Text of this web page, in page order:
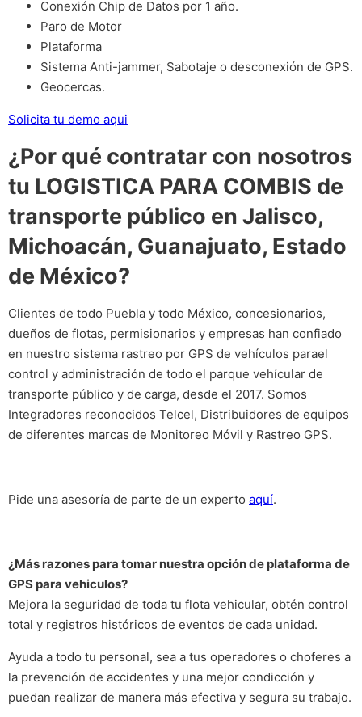
Conexión Chip de Datos por 1 año.
Paro de Motor
Plataforma
Sistema Anti-jammer, Sabotaje o desconexión de GPS.
Geocercas.
Solicita tu demo aqui
¿Por qué contratar con nosotros
tu LOGISTICA PARA COMBIS de
transporte público en Jalisco,
Michoacán, Guanajuato, Estado
de México?
Clientes de todo Puebla y todo México, concesionarios,
dueños de flotas, permisionarios y empresas han confiado
en nuestro sistema rastreo por GPS de vehículos parael
control y administración de todo el parque vehícular de
transporte público y de carga, desde el 2017. Somos
Integradores reconocidos Telcel, Distribuidores de equipos
de diferentes marcas de Monitoreo Móvil y Rastreo GPS.
Pide una asesoría de parte de un experto aquí.
¿Más razones para tomar nuestra opción de plataforma de
GPS para vehiculos?
Mejora la seguridad de toda tu flota vehicular, obtén control
total y registros históricos de eventos de cada unidad.
Ayuda a todo tu personal, sea a tus operadores o choferes a
la prevención de accidentes y una mejor condicción y
puedan realizar de manera más efectiva y segura su trabajo.